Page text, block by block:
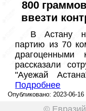
800
ввезти
партию из 70
рассказали
Подробнее
Опубликовано: 2023-06-16